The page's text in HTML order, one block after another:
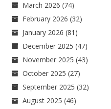
March 2026 (74)
February 2026 (32)
January 2026 (81)
December 2025 (47)
November 2025 (43)
October 2025 (27)
September 2025 (32)
August 2025 (46)